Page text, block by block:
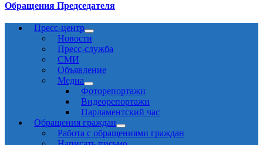
Обращения Председателя
Пресс-центр
Новости
Пресс-служба
СМИ
Объявление
Медиа
Фоторепортажи
Видеорепортажи
Парламентский час
Обращения граждан
Работа с обращениями граждан